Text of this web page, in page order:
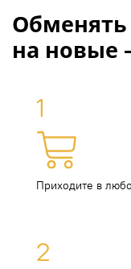
на новые
1
Приходите в
2